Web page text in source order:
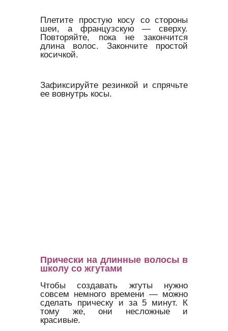
Плетите простую косу со стороны
шеи, а французскую — сверху.
Повторяйте, пока не закончится
длина волос. Закончите простой
косичкой.
Зафиксируйте резинкой и спрячьте
ее вовнутрь косы.
Прически на длинные волосы в
школу со жгутами
Чтобы создавать жгуты нужно
совсем немного времени — можно
сделать прическу и за 5 минут. К
тому же, они несложные и
красивые.